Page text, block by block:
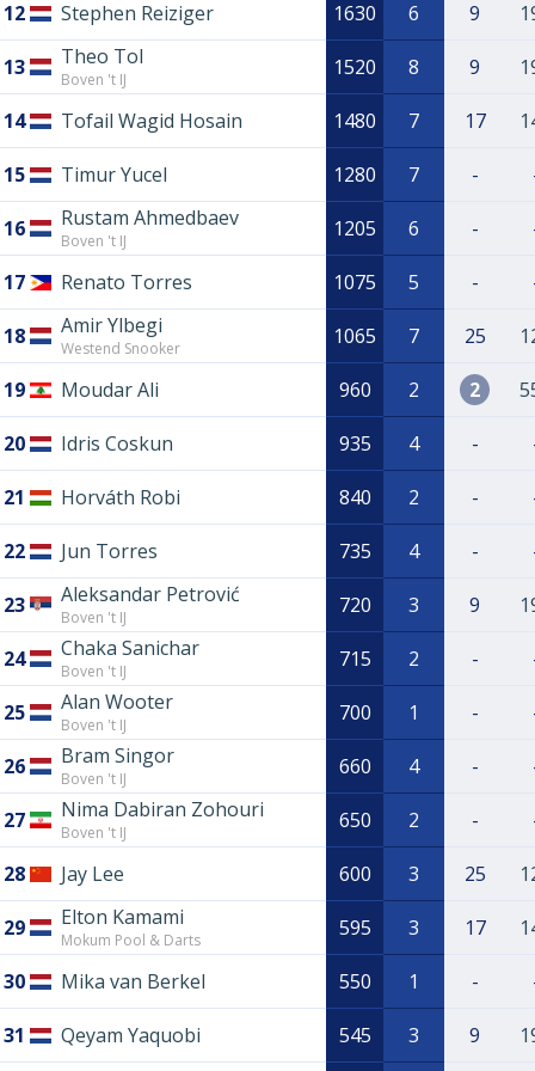
12 Stephen Reiziger 1630 6 9
13 Theo Tol
Boven 't IJ 1520 8 9
14 Tofail Wagid Hosain 1480 7 17
15 Timur Yucel 1280 7 -
16 Rustam Ahmedbaev
Boven 't IJ 1205 6 -
17 Renato Torres 1075 5 -
18 Amir Ylbegi
Westend Snooker 1065 7 25
19 Moudar Ali 960 2 2
20 Idris Coskun 935 4 -
21 Horváth Robi 840 2 -
22 Jun Torres 735 4 -
23 Aleksandar Petrović
Boven 't IJ 720 3 9
24 Chaka Sanichar
Boven 't IJ 715 2 -
25 Alan Wooter
Boven 't IJ 700 1 -
26 Bram Singor
Boven 't IJ 660 4 -
27 Nima Dabiran Zohouri
Boven 't IJ 650 2 -
28 Jay Lee 600 3 25
29 Elton Kamami
Mokum Pool & Darts 595 3 17
30 Mika van Berkel 550 1 -
31 Qeyam Yaquobi 545 3 9